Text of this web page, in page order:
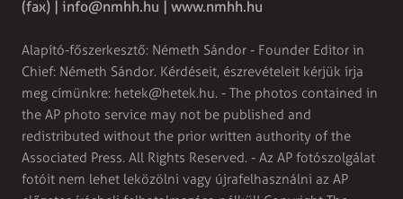
(fax) | info@nmhh.hu | www.nmhh.hu
Alapító-főszerkesztő: Németh Sándor - Founder Editor in
Chief: Németh Sándor. Kérdéseit, észrevételeit kérjük írja
meg címünkre: hetek@hetek.hu. - The photos contained in
the AP photo service may not be published and
redistributed without the prior written authority of the
Associated Press. All Rights Reserved. - Az AP fotószolgálat
fotóit nem lehet leközölni vagy újrafelhasználni az AP